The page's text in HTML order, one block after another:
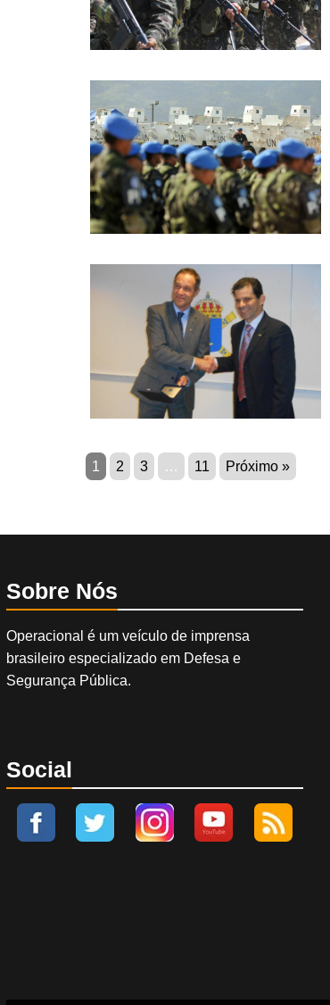
1 2 3 … 11 Próximo »
Sobre Nós
Operacional é um veículo de imprensa
brasileiro especializado em Defesa e
Segurança Pública.
Social